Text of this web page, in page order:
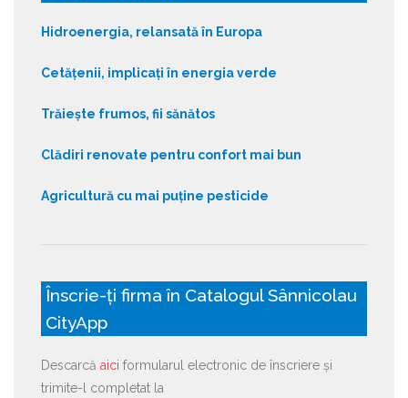
Hidroenergia, relansată în Europa
Cetățenii, implicați în energia verde
Trăiește frumos, fii sănătos
Clădiri renovate pentru confort mai bun
Agricultură cu mai puține pesticide
Înscrie-ți firma în Catalogul Sânnicolau
CityApp
Descarcă aici formularul electronic de înscriere și
trimite-l completat la